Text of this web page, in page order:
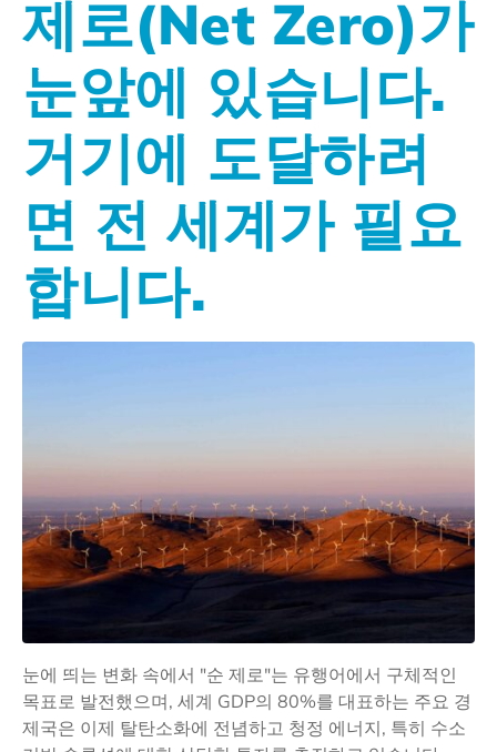
제로(Net Zero)가
눈앞에 있습니다.
거기에 도달하려
면 전 세계가 필요
합니다.
눈에 띄는 변화 속에서 "순 제로"는 유행어에서 구체적인
목표로 발전했으며, 세계 GDP의 80%를 대표하는 주요 경
제국은 이제 탈탄소화에 전념하고 청정 에너지, 특히 수소